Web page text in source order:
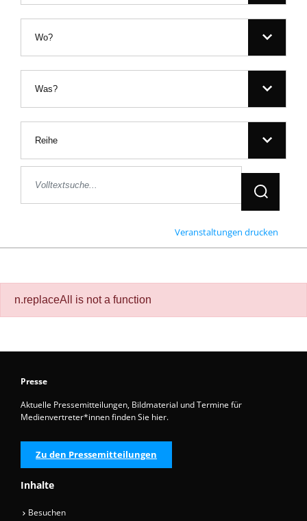
Wo?
Was?
Reihe
Jetzt
Veranstaltungen drucken
n.replaceAll is not a function
Presse
Aktuelle Pressemitteilungen, Bildmaterial und Termine für
Medienvertreter*innen finden Sie hier.
Zu den Pressemitteilungen
Inhalte
Besuchen